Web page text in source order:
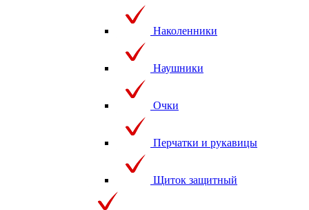
Наколенники
Наушники
Очки
Перчатки и рукавицы
Щиток защитный